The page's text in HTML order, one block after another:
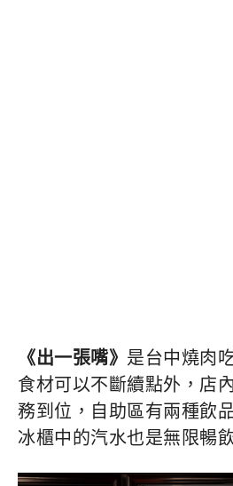
《出一張嘴》 是台中燒肉
食材可以不斷續點外，店
務到位，自助區有兩種飲
冰櫃中的汽水也是無限暢